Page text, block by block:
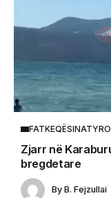
Zjarr në
bregdetare
By B. Fejzullai